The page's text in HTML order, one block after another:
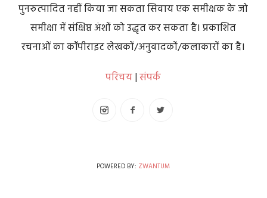
पुनरुत्पादित नहीं किया जा सकता सिवाय एक समीक्षक के जो
समीक्षा में संक्षिप्त अंशों को उद्धृत कर सकता है। प्रकाशित
रचनाओं का कॉपीराइट लेखकों/अनुवादकों/कलाकारों का है।
परिचय|संपर्क
POWERED BY: ZWANTUM